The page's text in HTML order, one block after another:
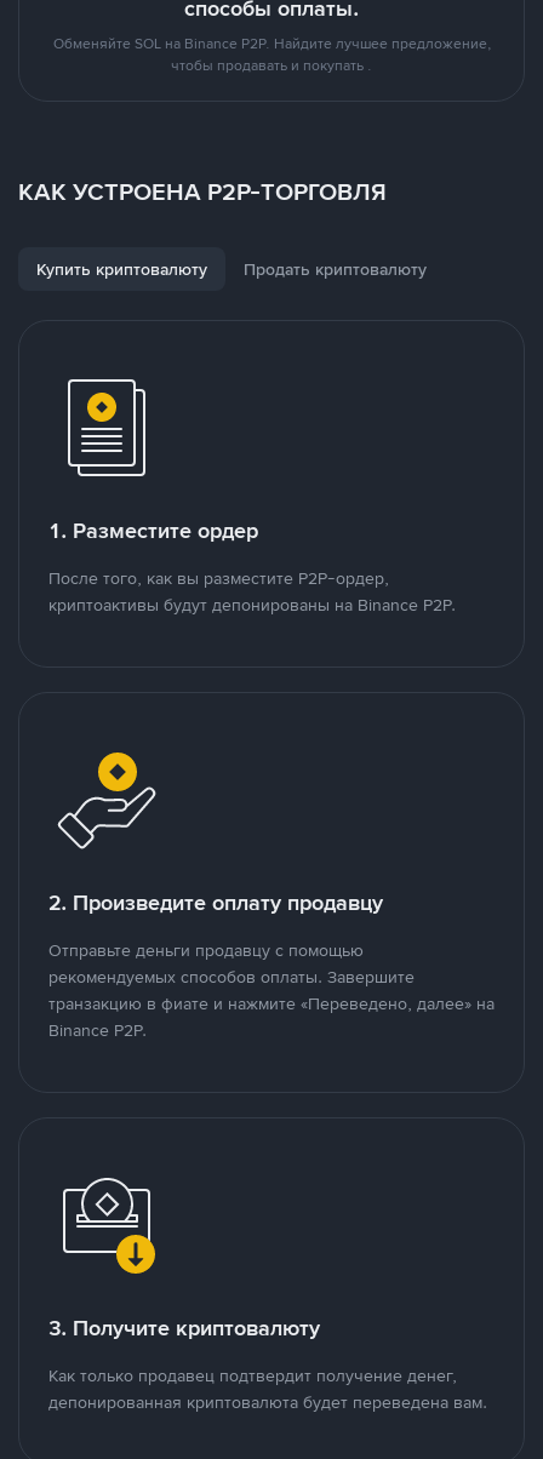
способы оплаты.
Обменяйте SOL на Binance P2P. Найдите лучшее предложение,
чтобы продавать и покупать .
КАК УСТРОЕНА P2P-ТОРГОВЛЯ
Купить криптовалюту Продать криптовалюту
1. Разместите ордер
После того, как вы разместите P2P-ордер,
криптоактивы будут депонированы на Binance P2P.
2. Произведите оплату продавцу
Отправьте деньги продавцу с помощью
рекомендуемых способов оплаты. Завершите
транзакцию в фиате и нажмите «Переведено, далее» на
Binance P2P.
3. Получите криптовалюту
Как только продавец подтвердит получение денег,
депонированная криптовалюта будет переведена вам.